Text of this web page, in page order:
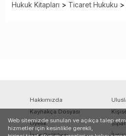
Hukuk Kitapları > Ticaret Hukuku >
Hakkımızda
Kaynakça Dosyası
Üyelik
Web sitemizde sunulan ve açıkça talep
hizmetler için kesinlikle gerekli,